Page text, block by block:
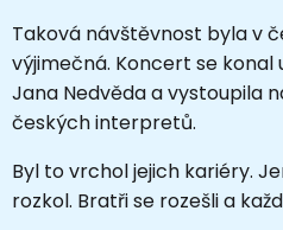
Taková návštěvnost byla v
výjimečná. Koncert se konal
Jana Nedvěda a vystoupila
českých interpretů.
Byl to vrchol jejich kariéry.
rozkol. Bratři se rozešli a